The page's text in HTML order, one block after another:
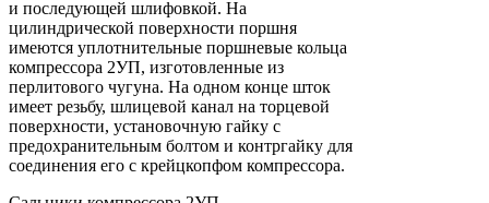
и последующей шлифовкой. На
цилиндрической поверхности поршня
имеются уплотнительные поршневые кольца
компрессора 2УП, изготовленные из
перлитового чугуна. На одном конце шток
имеет резьбу, шлицевой канал на торцевой
поверхности, установочную гайку с
предохранительным болтом и контргайку для
соединения его с крейцкопфом компрессора.